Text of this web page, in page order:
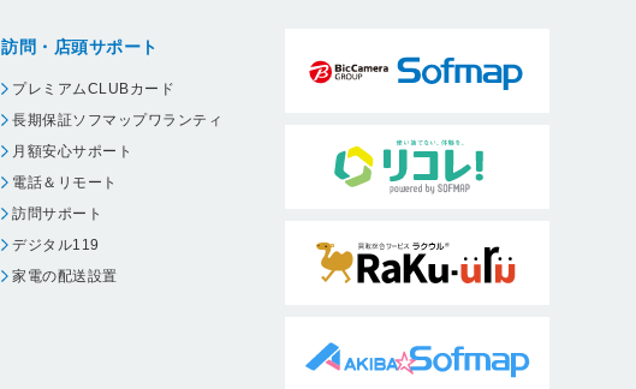
訪問・店頭サポート
プレミアムCLUBカード
長期保証ソフマップワランティ
月額安心サポート
電話＆リモート
訪問サポート
デジタル119
家電の配送設置